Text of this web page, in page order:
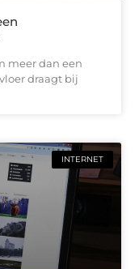
meer dan een
draagt bij
INTERNET